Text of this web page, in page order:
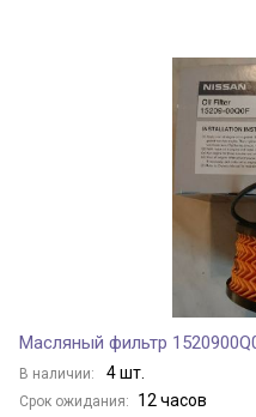
Масляный фильтр
В наличии: 4 шт.
Срок ожидания: 12 часов